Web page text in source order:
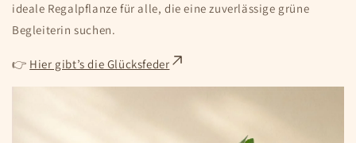
ideale Regalpflanze für alle, die eine zuverlässige grüne
Begleiterin suchen.
👉 Hier gibt’s die Glücksfeder